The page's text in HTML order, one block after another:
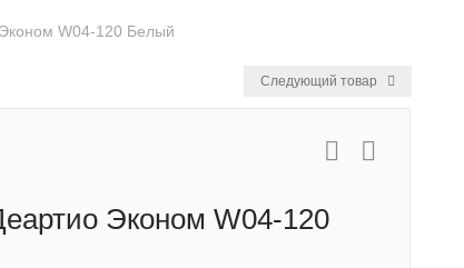
W04-120 Белый
Следующий товар
Эконом W04-120